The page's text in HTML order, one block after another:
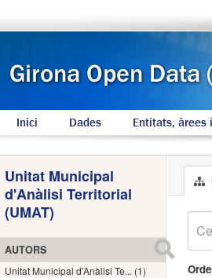
Inici Dades Entitats, àrees
Unitat Municipal
d'Anàlisi Territorial
(UMAT)
AUTORS
Unitat Municipal d'Anàlisi Te... (1)